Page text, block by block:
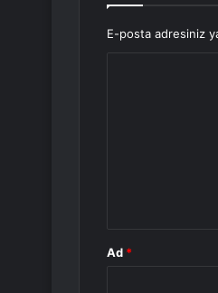
E-posta adresiniz
Ad *